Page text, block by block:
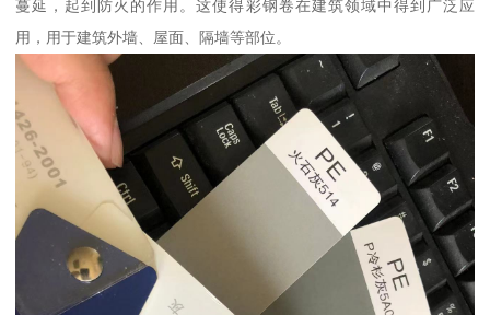
蔓延，起到防火的作用。这使得彩钢卷在建筑领域中得到广泛应
用，用于建筑外墙、屋面、隔墙等部位。